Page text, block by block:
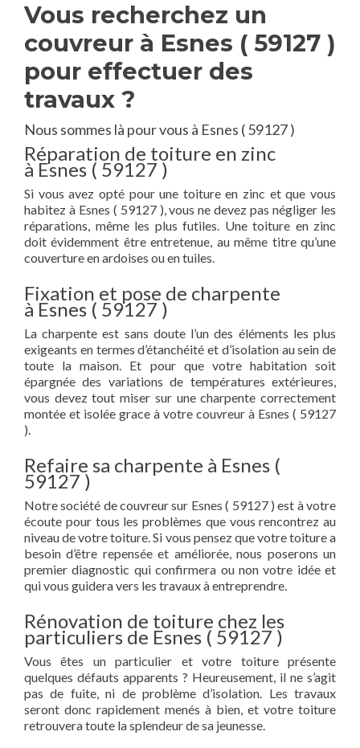
Vous recherchez un
couvreur à Esnes ( 59127 )
pour effectuer des
travaux ?
Nous sommes là pour vous à Esnes ( 59127 )
Réparation de toiture en zinc
à Esnes ( 59127 )
Si vous avez opté pour une toiture en zinc et que vous
habitez à Esnes ( 59127 ), vous ne devez pas négliger les
réparations, même les plus futiles. Une toiture en zinc
doit évidemment être entretenue, au même titre qu’une
couverture en ardoises ou en tuiles.
Fixation et pose de charpente
à Esnes ( 59127 )
La charpente est sans doute l’un des éléments les plus
exigeants en termes d’étanchéité et d’isolation au sein de
toute la maison. Et pour que votre habitation soit
épargnée des variations de températures extérieures,
vous devez tout miser sur une charpente correctement
montée et isolée grace à votre couvreur à Esnes ( 59127
).
Refaire sa charpente à Esnes (
59127 )
Notre société de couvreur sur Esnes ( 59127 ) est à votre
écoute pour tous les problèmes que vous rencontrez au
niveau de votre toiture. Si vous pensez que votre toiture a
besoin d’être repensée et améliorée, nous poserons un
premier diagnostic qui confirmera ou non votre idée et
qui vous guidera vers les travaux à entreprendre.
Rénovation de toiture chez les
particuliers de Esnes ( 59127 )
Vous êtes un particulier et votre toiture présente
quelques défauts apparents ? Heureusement, il ne s’agit
pas de fuite, ni de problème d’isolation. Les travaux
seront donc rapidement menés à bien, et votre toiture
retrouvera toute la splendeur de sa jeunesse.